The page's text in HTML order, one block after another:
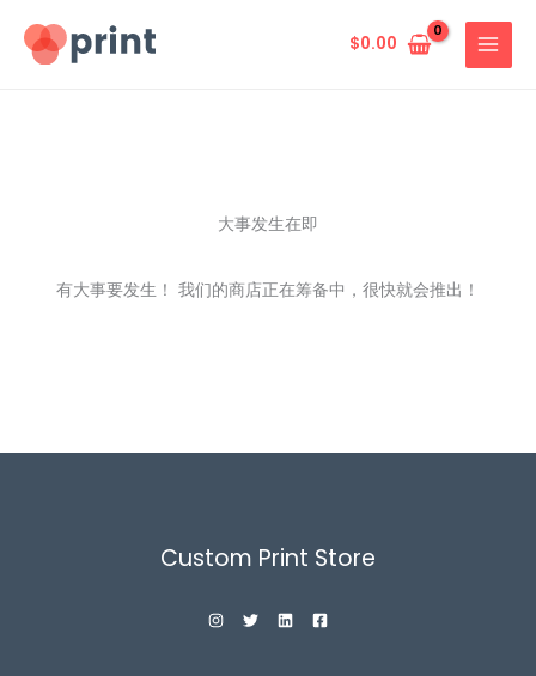
$0.00
大事发生在即
有大事要发生！ 我们的商店正在筹备中，很快就会推出！
Custom Print Store